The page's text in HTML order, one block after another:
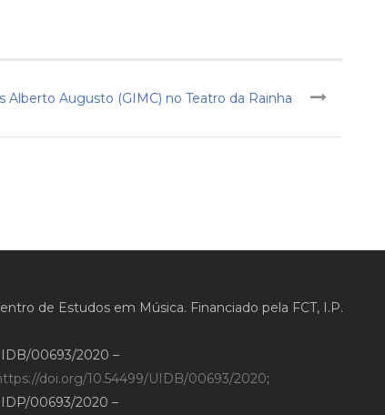
Alberto Augusto (GIMC) no Teatro da Rainha
de Estudos em Música. Financiado pela FCT, I.P.
00693/2020 –
doi.org/10.54499/UIDB/00693/2020;
00693/2020 –